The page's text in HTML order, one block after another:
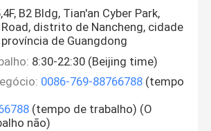
B2 Bldg, Tian'an Cyber Park,
Road, distrito de Nancheng, cidade
de Guangdong
8:30-22:30 (Beijing time)
0086-769-88766788 (tempo
(tempo de trabalho) (O
não)